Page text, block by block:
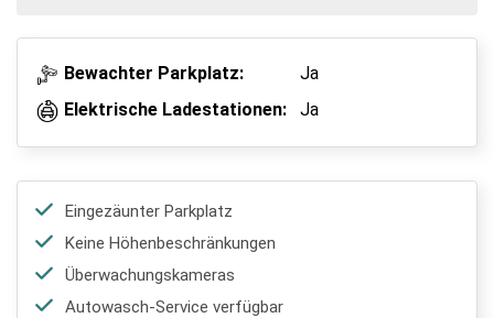
Bewachter Parkplatz:
Ja
Elektrische Ladestationen:
Ja
Eingezäunter Parkplatz
Keine Höhenbeschränkungen
Überwachungskameras
Autowasch-Service verfügbar